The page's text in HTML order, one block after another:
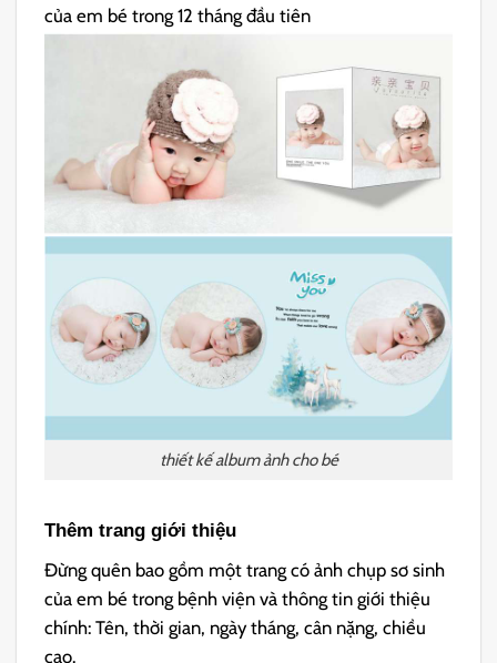
của em bé trong 12 tháng đầu tiên
thiết kế album ảnh cho bé
Thêm trang giới thiệu
Đừng quên bao gồm một trang có ảnh chụp sơ sinh
của em bé trong bệnh viện và thông tin giới thiệu
chính: Tên, thời gian, ngày tháng, cân nặng, chiều
cao.